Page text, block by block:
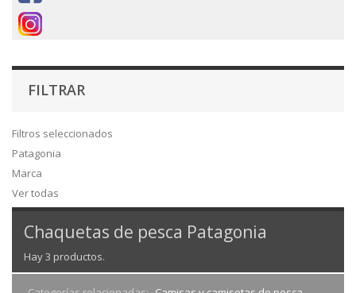
FILTRAR
Filtros seleccionados
Patagonia
Marca
Ver todas
Chaquetas de pesca Patagonia
Hay 3 productos.